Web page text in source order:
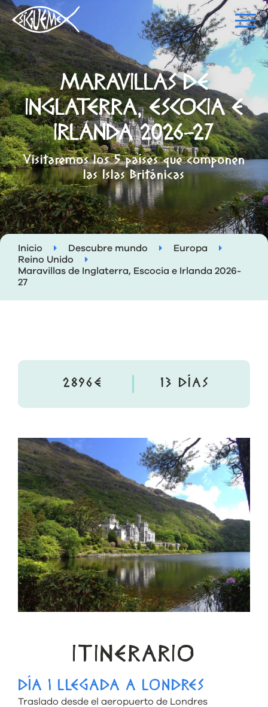
MARAVILLAS DE
INGLATERRA, ESCOCIA E
IRLANDA 2026-27
Visitaremos los 5 países que componen
las Islas Británicas
Inicio Descubre mundo
Europa
Reino Unido
Maravillas de Inglaterra, Escocia e Irlanda 2026-
27
2896€ 13 DÍAS
ITINERARIO
DÍA 1 LLEGADA A LONDRES
Traslado desde el aeropuerto de Londres